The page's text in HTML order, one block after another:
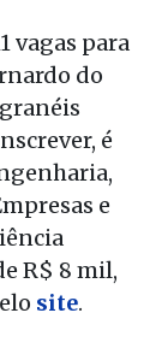
vagas para
do
é
e
R$ 8 mil,
site.